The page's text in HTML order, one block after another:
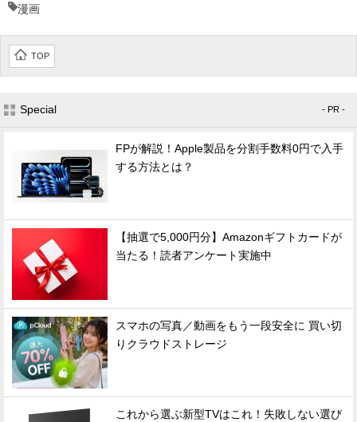
漫画
TOP
Special - PR -
FPが解説！Apple製品を分割手数料0円で入手
する方法とは？
【抽選で5,000円分】Amazonギフトカードが
当たる！読者アンケート実施中
スマホの写真／動画をもう一段安全に 買い切
りクラウドストレージ
これから選ぶ新型TVはこれ！失敗しない選び